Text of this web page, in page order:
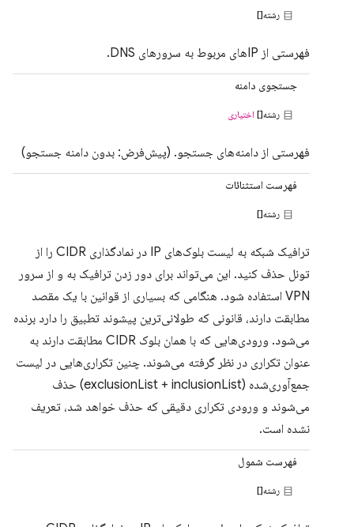
رشته[]
فهرستی از IPهای مربوط به سرورهای DNS.
جستجوی دامنه
رشته[] اختیاری
فهرستی از دامنه‌های جستجو. (پیش‌فرض: بدون دامنه جستجو)
فهرست استثنائات
رشته[]
ترافیک شبکه به لیست بلوک‌های IP در نمادگذاری CIDR را از
تونل حذف کنید. این می‌تواند برای دور زدن ترافیک به و از سرور
VPN استفاده شود. هنگامی که بسیاری از قوانین با یک مقصد
مطابقت دارند، قانونی که طولانی‌ترین پیشوند تطبیق را دارد برنده
می‌شود. ورودی‌هایی که با همان بلوک CIDR مطابقت دارند به
عنوان تکراری در نظر گرفته می‌شوند. چنین تکراری‌هایی در لیست
جمع‌آوری‌شده (exclusionList + inclusionList) حذف
می‌شوند و ورودی تکراری دقیقی که حذف خواهد شد، تعریف
نشده است.
فهرست شمول
رشته[]